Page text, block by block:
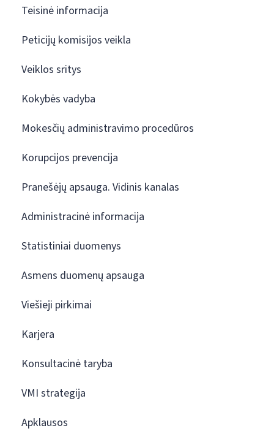
Teisinė informacija
Peticijų komisijos veikla
Veiklos sritys
Kokybės vadyba
Mokesčių administravimo procedūros
Korupcijos prevencija
Pranešėjų apsauga. Vidinis kanalas
Administracinė informacija
Statistiniai duomenys
Asmens duomenų apsauga
Viešieji pirkimai
Karjera
Konsultacinė taryba
VMI strategija
Apklausos